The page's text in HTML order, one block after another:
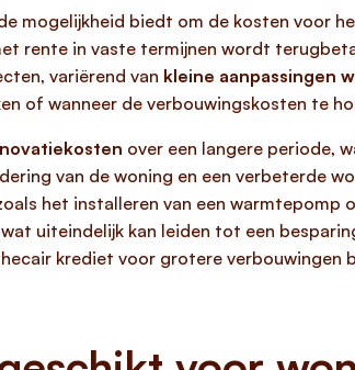
mogelijkheid biedt om de kosten voor
rente in vaste termijnen wordt
variërend van kleine aanpassingen
of wanneer de verbouwingskosten te
over een langere periode,
van de woning en een verbeterde
het installeren van een warmtepomp
uiteindelijk kan leiden tot een
krediet voor grotere verbouwingen